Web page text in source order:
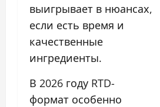
выигрывает в нюансах,
если есть время и
качественные
ингредиенты.
В 2026 году RTD-
формат особенно